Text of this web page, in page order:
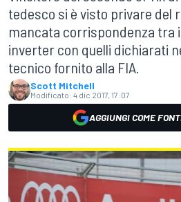
tedesco si è visto privare del
mancata corrispondenza tra
inverter con quelli dichiarati
tecnico fornito alla FIA.
Scott Mitchell
Modificato: 4 dic 2017, 17:07
AGGIUNGI COME